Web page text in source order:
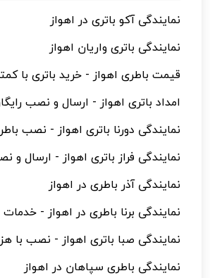
نمایندگی آکو باتری در اهواز
نمایندگی باتری واریان اهواز
قیمت باطری اهواز - خرید باتری با
امداد باتری اهواز - ارسال و نصب
نمایندگی دورنا باتری اهواز - نصب
نمایندگی فراز باتری اهواز - ارسال و
نمایندگی آذر باطری در اهواز
نمایندگی برنا باطری در اهواز -
نمایندگی صبا باتری اهواز - نصب با
نمایندگی باطری سپاهان در اهواز